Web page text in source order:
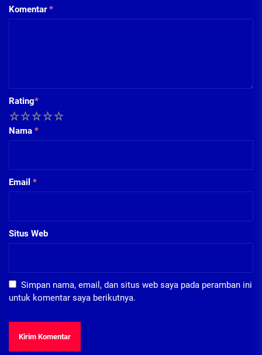
Komentar*
Rating*
5
4
3
2
Nama *
Email *
Situs Web
Simpan nama, email, dan situs web saya pada peramban ini
untuk komentar saya berikutnya.